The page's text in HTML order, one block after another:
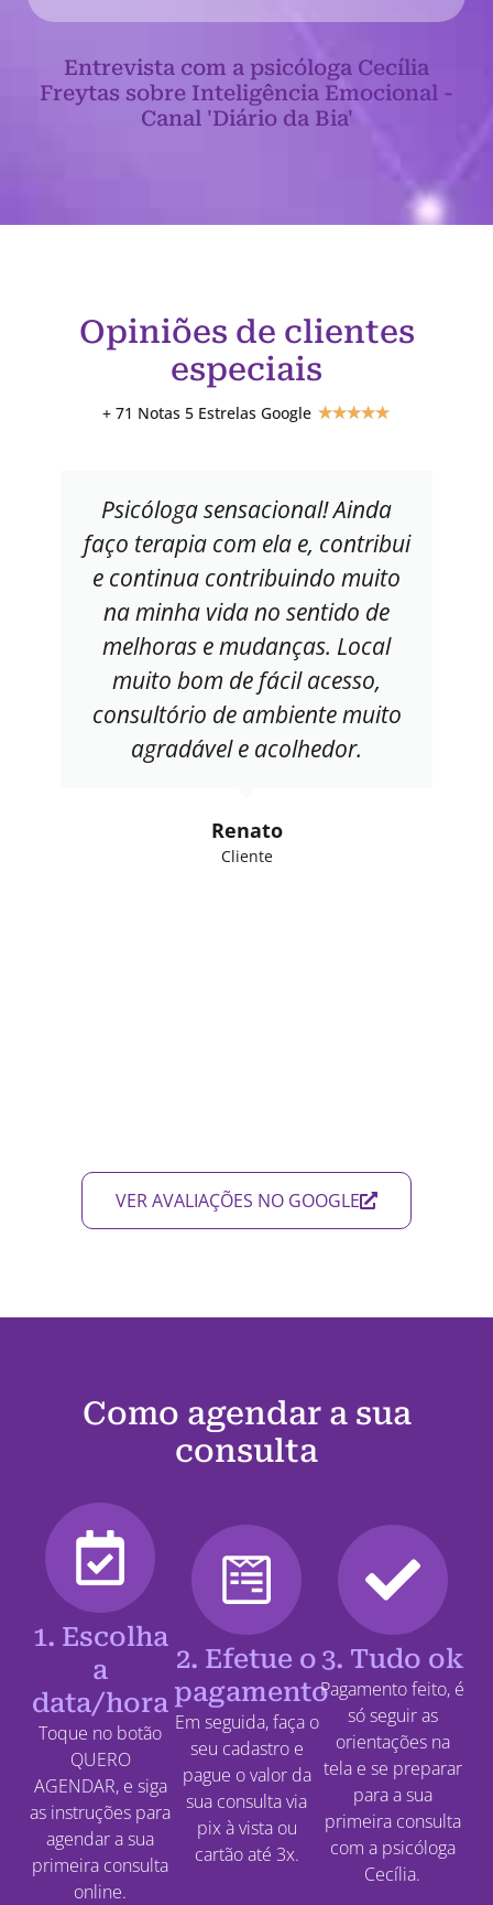
Entrevista com a psicóloga Cecília
Freytas sobre Inteligência Emocional -
Canal 'Diário da Bia'
Opiniões de clientes
especiais
+ 71 Notas 5 Estrelas Google ★★★★★
Psicóloga sensacional! Ainda
faço terapia com ela e, contribui
e continua contribuindo muito
na minha vida no sentido de
melhoras e mudanças. Local
muito bom de fácil acesso,
consultório de ambiente muito
agradável e acolhedor.
Renato
Cliente
VER AVALIAÇÕES NO GOOGLE
Como agendar a sua
consulta
1. Escolha
a
data/hora
Toque no botão
QUERO
AGENDAR, e siga
as instruções para
agendar a sua
primeira consulta
online.
2. Efetue o
pagamento
Em seguida, faça o
seu cadastro e
pague o valor da
sua consulta via
pix à vista ou
cartão até 3x.
3. Tudo ok
Pagamento feito, é
só seguir as
orientações na
tela e se preparar
para a sua
primeira consulta
com a psicóloga
Cecília.